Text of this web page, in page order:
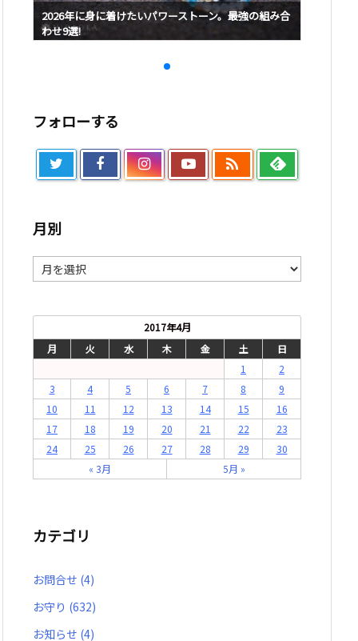
2026年に身に着けたいパワーストーン。最強の組み合
わせ9選!
フォローする

月別
別
2017年4月
月
火 水 木 金 土
日
1
2
3
4 5 6 7 8
9
10
11 12 13 14 15
16
17
18 19 20 21 22
23
24
25 26 27 28 29
30
« 3月
5月 »
カテゴリ
お問合せ (4)
お守り (632)
お知らせ (4)